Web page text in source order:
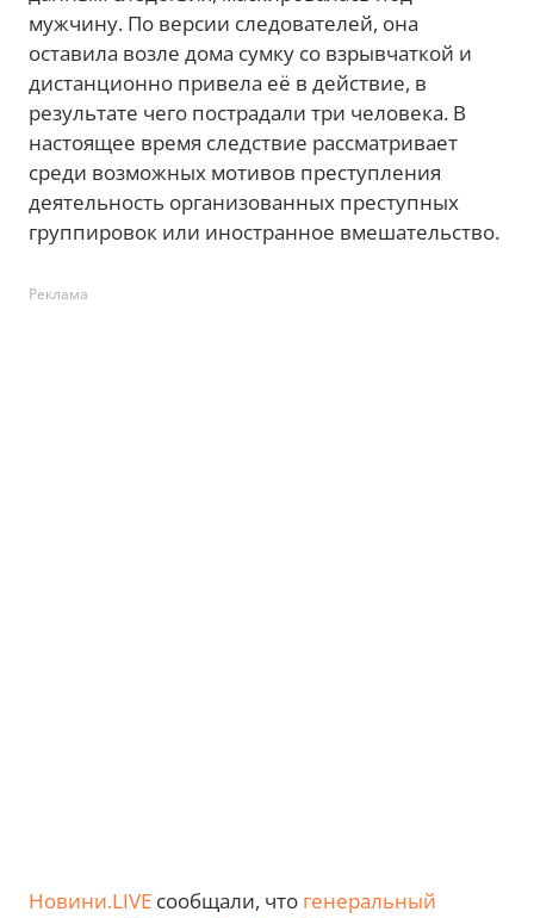
мужчину. По версии следователей, она
оставила возле дома сумку со взрывчаткой и
дистанционно привела её в действие, в
результате чего пострадали три человека. В
настоящее время следствие рассматривает
среди возможных мотивов преступления
деятельность организованных преступных
группировок или иностранное вмешательство.
Реклама
Новини.LIVE сообщали, что генеральный